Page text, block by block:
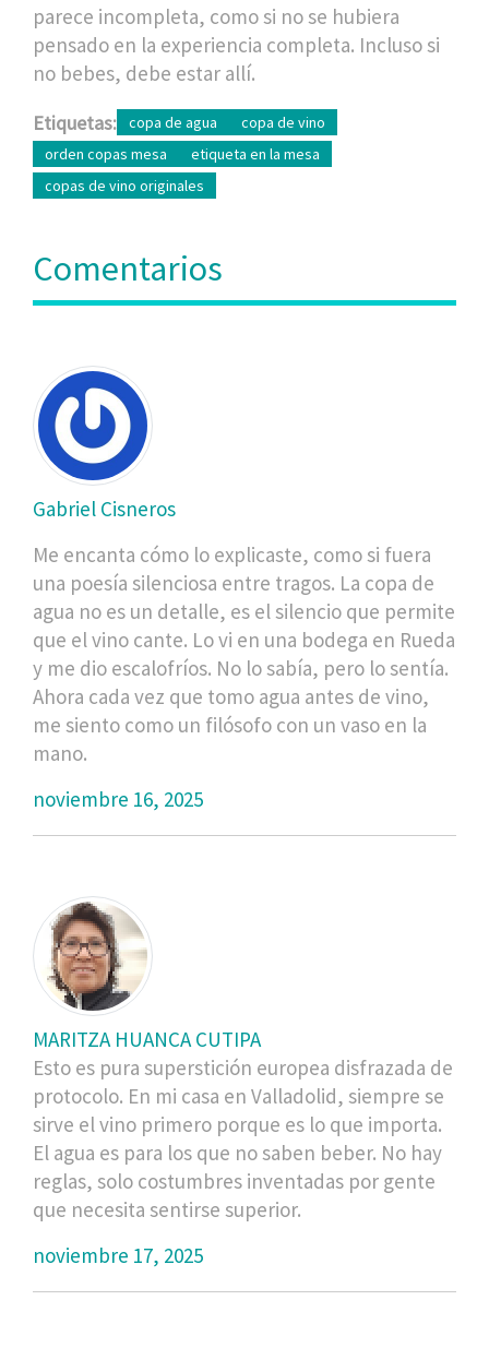
parece incompleta, como si no se hubiera
pensado en la experiencia completa. Incluso si
no bebes, debe estar allí.
Etiquetas: copa de agua
copa de vino
orden copas mesa
etiqueta en la mesa
copas de vino originales
Comentarios
Gabriel Cisneros
Me encanta cómo lo explicaste, como si fuera
una poesía silenciosa entre tragos. La copa de
agua no es un detalle, es el silencio que permite
que el vino cante. Lo vi en una bodega en Rueda
y me dio escalofríos. No lo sabía, pero lo sentía.
Ahora cada vez que tomo agua antes de vino,
me siento como un filósofo con un vaso en la
mano.
noviembre 16, 2025
MARITZA HUANCA CUTIPA
Esto es pura superstición europea disfrazada de
protocolo. En mi casa en Valladolid, siempre se
sirve el vino primero porque es lo que importa.
El agua es para los que no saben beber. No hay
reglas, solo costumbres inventadas por gente
que necesita sentirse superior.
noviembre 17, 2025